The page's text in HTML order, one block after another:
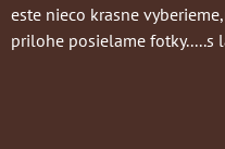
este nieco krasne
prilohe posielame fotky.....s